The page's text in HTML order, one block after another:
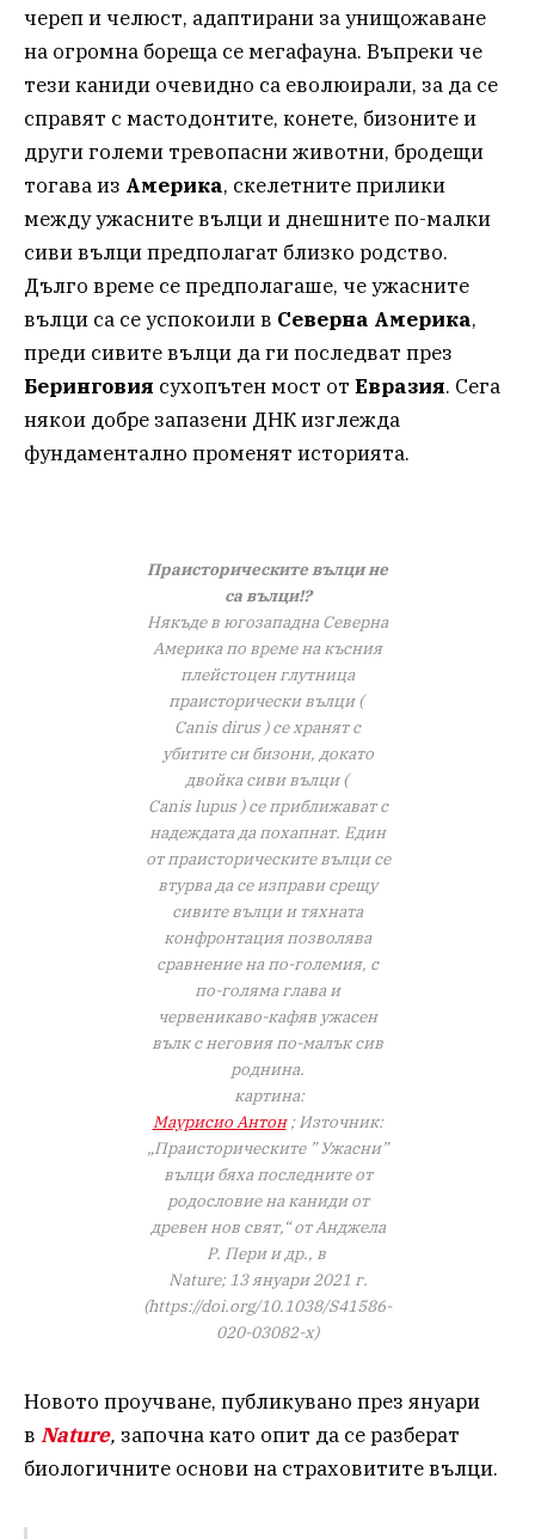
череп и челюст, адаптирани за унищожаване
на огромна бореща се мегафауна. Въпреки че
тези каниди очевидно са еволюирали, за да се
справят с мастодонтите, конете, бизоните и
други големи тревопасни животни, бродещи
тогава из Америка, скелетните прилики
между ужасните вълци и днешните по-малки
сиви вълци предполагат близко родство.
Дълго време се предполагаше, че ужасните
вълци са се успокоили в Северна Америка,
преди сивите вълци да ги последват през
Беринговия сухопътен мост от Евразия. Сега
някои добре запазени ДНК изглежда
фундаментално променят историята.
Праисторическите вълци не
са вълци!?
Някъде в югозападна Северна
Америка по време на късния
плейстоцен глутница
праисторически вълци (
Canis dirus) се хранят с
убитите си бизони, докато
двойка сиви вълци (
Canis lupus) се приближават с
надеждата да похапнат. Един
от праисторическите вълци се
втурва да се изправи срещу
сивите вълци и тяхната
конфронтация позволява
сравнение на по-големия, с
по-голяма глава и
червеникаво-кафяв ужасен
вълк с неговия по-малък сив
роднина.
картина:
Маурисио Антон; Източник:
„Праисторическите ” Ужасни”
вълци бяха последните от
родословие на каниди от
древен нов свят,“ от Анджела
Р. Пери и др., в
Nature;13 януари 2021 г.
(https://doi.org/10.1038/S41586-
020-03082-x)
Новото проучване, публикувано през януари
в Nature, започна като опит да се разберат
биологичните основи на страховитите вълци.